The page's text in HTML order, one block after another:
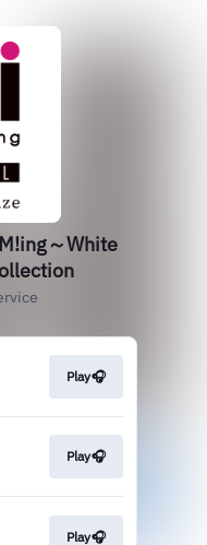
～White
Play🎧
Play🎧
Play🎧